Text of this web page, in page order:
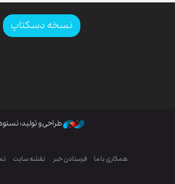
نسخه دسکتاپ
طراحی و تولید:
همکاری با ما فرستادن خبر نقشه سایت